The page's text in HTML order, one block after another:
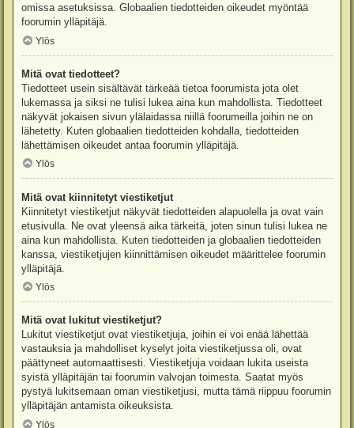
omissa asetuksissa. Globaalien tiedotteiden oikeudet myöntää
foorumin ylläpitäjä.
Ylös
Mitä ovat tiedotteet?
Tiedotteet usein sisältävät tärkeää tietoa foorumista jota olet
lukemassa ja siksi ne tulisi lukea aina kun mahdollista. Tiedotteet
näkyvät jokaisen sivun ylälaidassa niillä foorumeilla joihin ne on
lähetetty. Kuten globaalien tiedotteiden kohdalla, tiedotteiden
lähettämisen oikeudet antaa foorumin ylläpitäjä.
Ylös
Mitä ovat kiinnitetyt viestiketjut
Kiinnitetyt viestiketjut näkyvät tiedotteiden alapuolella ja ovat vain
etusivulla. Ne ovat yleensä aika tärkeitä, joten sinun tulisi lukea ne
aina kun mahdollista. Kuten tiedotteiden ja globaalien tiedotteiden
kanssa, viestiketjujen kiinnittämisen oikeudet määrittelee foorumin
ylläpitäjä.
Ylös
Mitä ovat lukitut viestiketjut?
Lukitut viestiketjut ovat viestiketjuja, joihin ei voi enää lähettää
vastauksia ja mahdolliset kyselyt joita viestiketjussa oli, ovat
päättyneet automaattisesti. Viestiketjuja voidaan lukita useista
syistä ylläpitäjän tai foorumin valvojan toimesta. Saatat myös
pystyä lukitsemaan oman viestiketjusi, mutta tämä riippuu foorumin
ylläpitäjän antamista oikeuksista.
Ylös